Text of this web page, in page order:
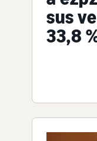
sus
33,8